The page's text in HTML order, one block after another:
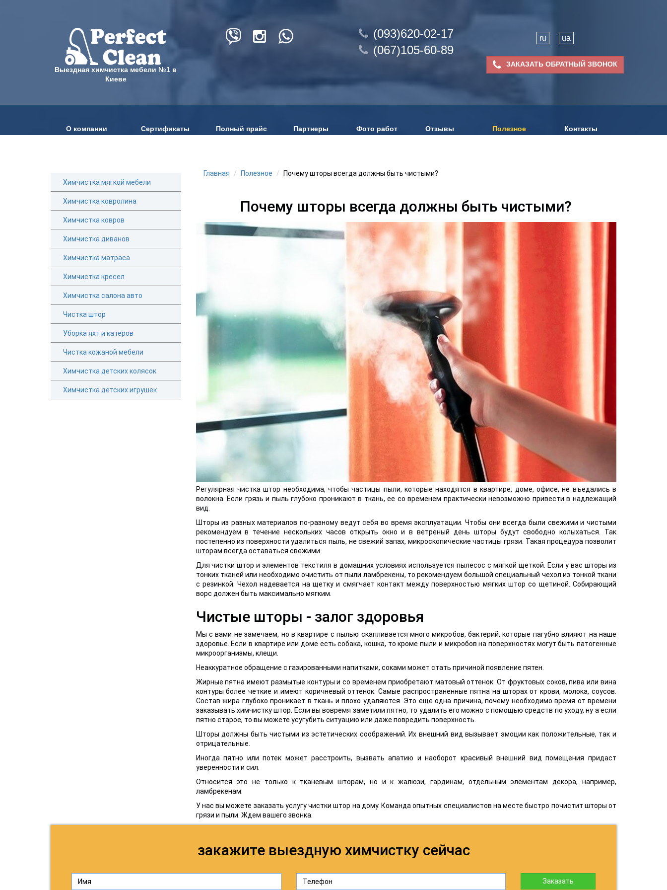
Выездная химчистка мебели №1 в
Киеве
(093)620-02-17
(067)105-60-89
ru ua
ЗАКАЗАТЬ ОБРАТНЫЙ ЗВОНОК
О компании Сертификаты Полный прайс Партнеры Фото работ Отзывы Полезное Контакты
Химчистка мягкой мебели
Химчистка ковролина
Химчистка ковров
Химчистка диванов
Химчистка матраса
Химчистка кресел
Химчистка салона авто
Чистка штор
Уборка яхт и катеров
Чистка кожаной мебели
Химчистка детских колясок
Химчистка детских игрушек
Главная Полезное Почему шторы всегда должны быть чистыми?
Почему шторы всегда должны быть чистыми?
Регулярная чистка штор необходима, чтобы частицы пыли, которые находятся в квартире, доме, офисе, не въедались в
волокна. Если грязь и пыль глубоко проникают в ткань, ее со временем практически невозможно привести в надлежащий
вид.
Шторы из разных материалов по-разному ведут себя во время эксплуатации. Чтобы они всегда были свежими и чистыми
рекомендуем в течение нескольких часов открыть окно и в ветреный день шторы будут свободно колыхаться. Так
постепенно из поверхности удалиться пыль, не свежий запах, микроскопические частицы грязи. Такая процедура позволит
шторам всегда оставаться свежими.
Для чистки штор и элементов текстиля в домашних условиях используется пылесос с мягкой щеткой. Если у вас шторы из
тонких тканей или необходимо очистить от пыли ламбрекены, то рекомендуем большой специальный чехол из тонкой ткани
с резинкой. Чехол надевается на щетку и смягчает контакт между поверхностью мягких штор со щетиной. Собирающий
ворс должен быть максимально мягким.
Чистые шторы - залог здоровья
Мы с вами не замечаем, но в квартире с пылью скапливается много микробов, бактерий, которые пагубно влияют на наше
здоровье. Если в квартире или доме есть собака, кошка, то кроме пыли и микробов на поверхностях могут быть патогенные
микроорганизмы, клещи.
Неаккуратное обращение с газированными напитками, соками может стать причиной появление пятен.
Жирные пятна имеют размытые контуры и со временем приобретают матовый оттенок. От фруктовых соков, пива или вина
контуры более четкие и имеют коричневый оттенок. Самые распространенные пятна на шторах от крови, молока, соусов.
Состав жира глубоко проникает в ткань и плохо удаляются. Это еще одна причина, почему необходимо время от времени
заказывать химчистку штор. Если вы вовремя заметили пятно, то удалить его можно с помощью средств по уходу, ну а если
пятно старое, то вы можете усугубить ситуацию или даже повредить поверхность.
Шторы должны быть чистыми из эстетических соображений. Их внешний вид вызывает эмоции как положительные, так и
отрицательные.
Иногда пятно или потек может расстроить, вызвать апатию и наоборот красивый внешний вид помещения придаст
уверенности и сил.
Относится это не только к тканевым шторам, но и к жалюзи, гардинам, отдельным элементам декора, например,
ламбрекенам.
У нас вы можете заказать услугу чистки штор на дому. Команда опытных специалистов на месте быстро почистит шторы от
грязи и пыли. Ждем вашего звонка.
закажите выездную химчистку сейчас
Заказать